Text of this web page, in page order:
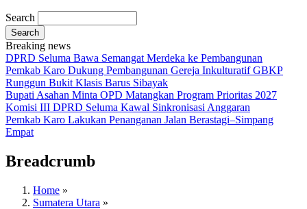
Search
Breaking news
DPRD Seluma Bawa Semangat Merdeka ke Pembangunan
Pemkab Karo Dukung Pembangunan Gereja Inkulturatif GBKP
Runggun Bukit Klasis Barus Sibayak
Bupati Asahan Minta OPD Matangkan Program Prioritas 2027
Komisi III DPRD Seluma Kawal Sinkronisasi Anggaran
Pemkab Karo Lakukan Penanganan Jalan Berastagi–Simpang
Empat
Breadcrumb
Home »
Sumatera Utara »